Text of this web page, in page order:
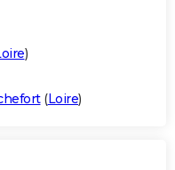
)
(Loire)